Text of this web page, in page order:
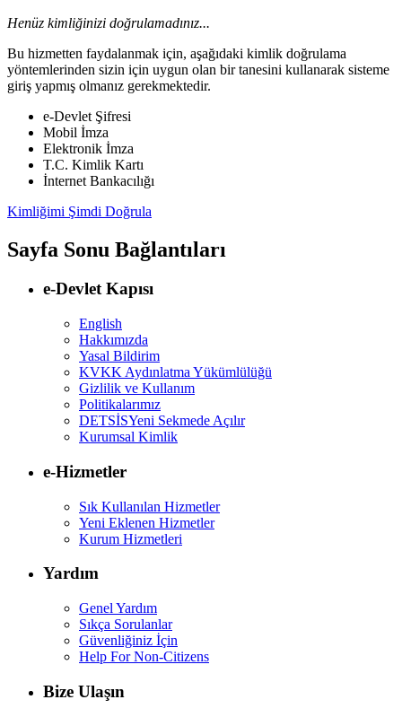
Henüz kimliğinizi doğrulamadınız...
Bu hizmetten faydalanmak için, aşağıdaki kimlik doğrulama
yöntemlerinden sizin için uygun olan bir tanesini kullanarak sisteme
giriş yapmış olmanız gerekmektedir.
e-Devlet Şifresi
Mobil İmza
Elektronik İmza
T.C. Kimlik Kartı
İnternet Bankacılığı
Kimliğimi Şimdi Doğrula
Sayfa Sonu Bağlantıları
e-Devlet Kapısı
English
Hakkımızda
Yasal Bildirim
KVKK Aydınlatma Yükümlülüğü
Gizlilik ve Kullanım
Politikalarımız
DETSİSYeni Sekmede Açılır
Kurumsal Kimlik
e-Hizmetler
Sık Kullanılan Hizmetler
Yeni Eklenen Hizmetler
Kurum Hizmetleri
Yardım
Genel Yardım
Sıkça Sorulanlar
Güvenliğiniz İçin
Help For Non-Citizens
Bize Ulaşın